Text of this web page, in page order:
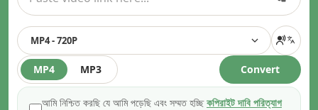
MP4 MP3
MP4 - 720P
Convert
আমি নিশ্চিত করছি যে আমি পড়েছি এবং সম্মত হচ্ছিকপিরাইট দাবি পরিত্যাগ